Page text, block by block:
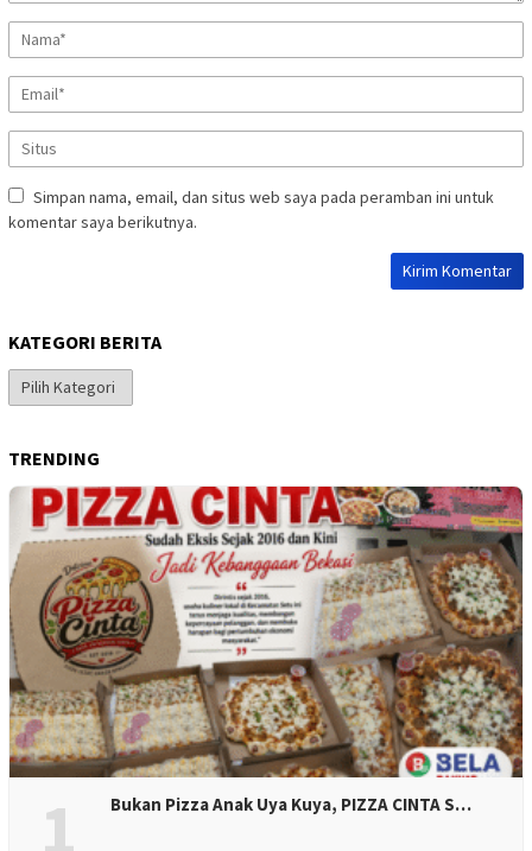
Simpan nama, email, dan situs web saya pada peramban ini untuk
komentar saya berikutnya.
KATEGORI BERITA
Kategori
Berita
TRENDING
1 Bukan Pizza Anak Uya Kuya, PIZZA CINTA S…